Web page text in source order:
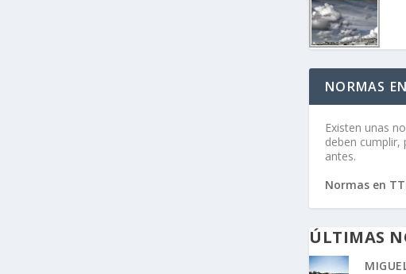
NORMAS
Existen unas
deben cumplir,
antes.
Normas en
ÚLTIMAS